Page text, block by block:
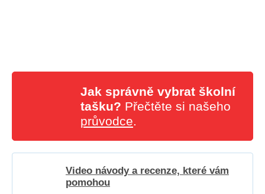
Jak správně vybrat školní
tašku? Přečtěte si našeho
průvodce.
Video návody a recenze, které vám
pomohou